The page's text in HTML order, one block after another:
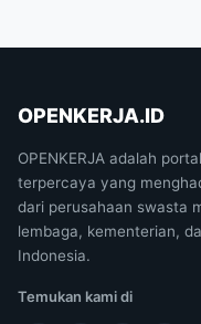
OPENKERJA.ID
OPENKERJA adalah
terpercaya yang
dari perusahaan swasta
lembaga, kementerian,
Indonesia.
Temukan kami di